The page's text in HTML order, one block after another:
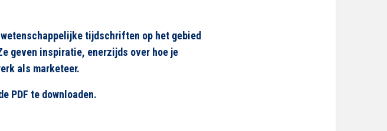
tijdschriften op het gebied
geven inspiratie, enerzijds over hoe je
als marketeer.
PDF te downloaden.